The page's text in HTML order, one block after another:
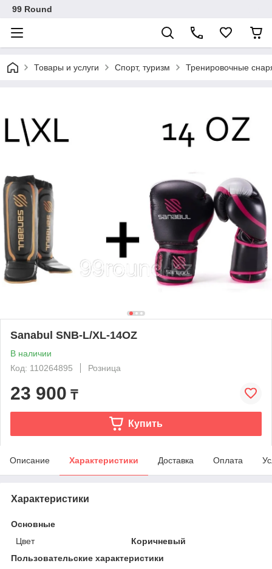
99 Round
Товары и услуги Спорт, туризм Тренировочные
Sanabul SNB-L/XL-14OZ
В наличии
Код: 110264895
Розница
23 900 ₸
Купить
Описание Характеристики Доставка Оплата
Характеристики
Основные
Цвет
Коричневый
Пользовательские характеристики